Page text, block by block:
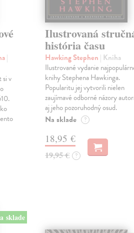
|
si v
Ilustrovaná
história času
Hawking Stephen | Kniha
Ilustrované vydanie
knihy Stephena Hawkinga.
Popularitu jej vytvorili nielen
zaujímavé odborné názory
aj jeho pozoruhodný osud.
Na sklade ?
18,95 €
19,95 € ?
sklade